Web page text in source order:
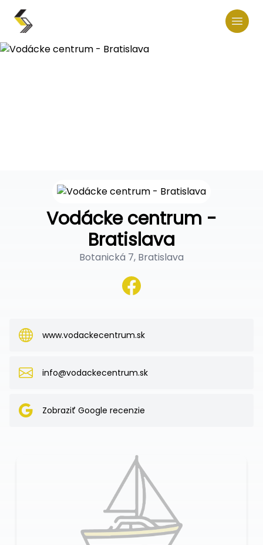
Vodácke centrum -
Bratislava
Botanická 7, Bratislava
www.vodackecentrum.sk
info@vodackecentrum.sk
Zobraziť Google recenzie